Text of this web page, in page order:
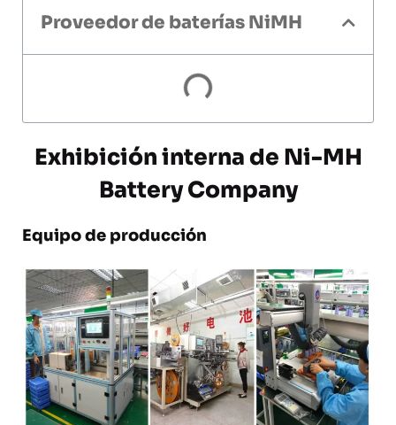
Proveedor de baterías NiMH
Exhibición interna de Ni-MH
Battery Company
Equipo de producción